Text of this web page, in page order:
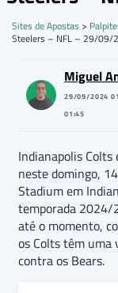
Sites de Apostas >
Steelers – NFL – 29/09/
Miguel
29/09/2024
01:45
Indianapolis
neste domingo,
Stadium em
temporada 2024/
até o momento,
os Colts têm uma
contra os Bears.